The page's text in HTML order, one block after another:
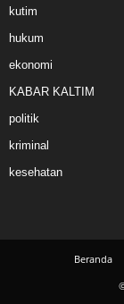
kutim
hukum
ekonomi
KABAR KALTIM
politik
kriminal
kesehatan
Beranda